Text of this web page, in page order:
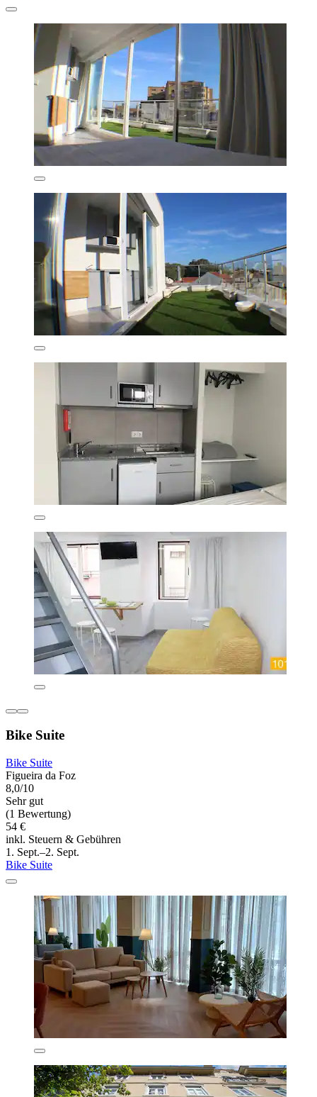
Bike Suite
Bike Suite
Figueira da Foz
8,0/10
Sehr gut
(1 Bewertung)
54 €
inkl. Steuern & Gebühren
1. Sept.–2. Sept.
Bike Suite